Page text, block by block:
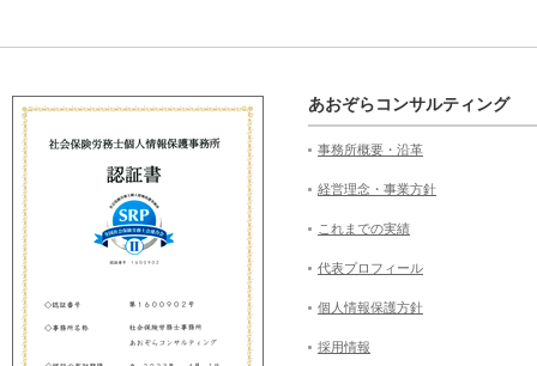
あおぞらコンサルティング
事務所概要・沿革
経営理念・事業方針
これまでの実績
代表プロフィール
個人情報保護方針
採用情報